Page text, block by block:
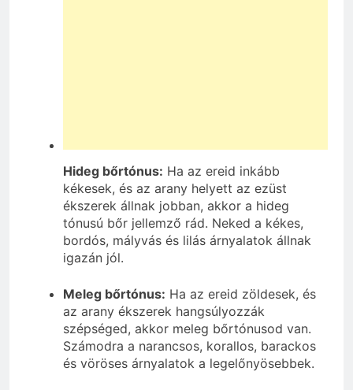
Hideg bőrtónus: Ha az ereid inkább
kékesek, és az arany helyett az ezüst
ékszerek állnak jobban, akkor a hideg
tónusú bőr jellemző rád. Neked a kékes,
bordós, mályvás és lilás árnyalatok állnak
igazán jól.
Meleg bőrtónus: Ha az ereid zöldesek, és
az arany ékszerek hangsúlyozzák
szépséged, akkor meleg bőrtónusod van.
Számodra a narancsos, korallos, barackos
és vöröses árnyalatok a legelőnyösebbek.